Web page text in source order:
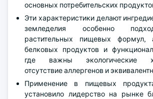
основных потребительских
Эти характеристики делают
земледелия особенно
растительных пищевых формул,
белковых продуктов и
где важны экологические
отсутствие аллергенов и
Применение в пищевых
установило лидерство на рынке